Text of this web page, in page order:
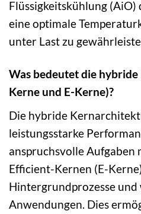
Flüssigkeitskühlung (AiO)
eine optimale
unter Last zu
Was bedeutet die
Kerne und E-Kerne)?
Die hybride
leistungsstarke
anspruchsvolle
Efficient-Kernen (E-
Hintergrundprozesse
Anwendungen. Dies